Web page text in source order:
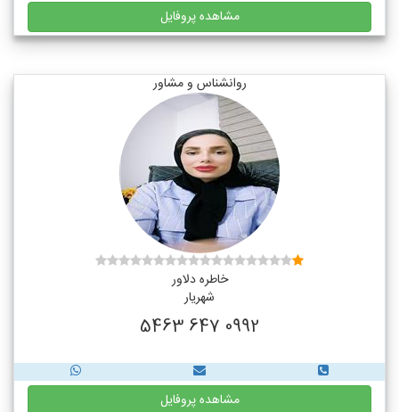
مشاهده پروفایل
روانشناس و مشاور
خاطره دلاور
شهریار
0992 647 5463
مشاهده پروفایل